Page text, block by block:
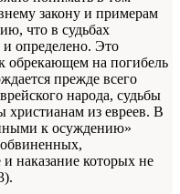
закону и примерам
что в судьбах
определено. Это
обрекающем на погибель
прежде всего
народа, судьбы
христианам из евреев. В
к осуждению»
наказание которых не